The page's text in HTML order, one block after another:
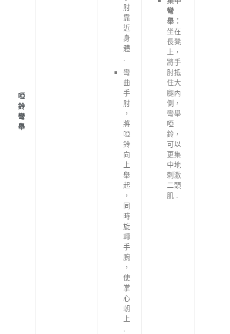
啞
鈴
彎
舉
肘
靠
近
身
體
.
彎
曲
手
肘
，
將
啞
鈴
向
上
舉
起
，
同
時
旋
轉
手
腕
，
使
掌
心
朝
上
.
彎
舉：
坐在
長凳
上，
將手
肘抵
住大
腿內
側，
彎舉
啞
鈴，
可以
更集
中地
刺激
二頭
肌 .